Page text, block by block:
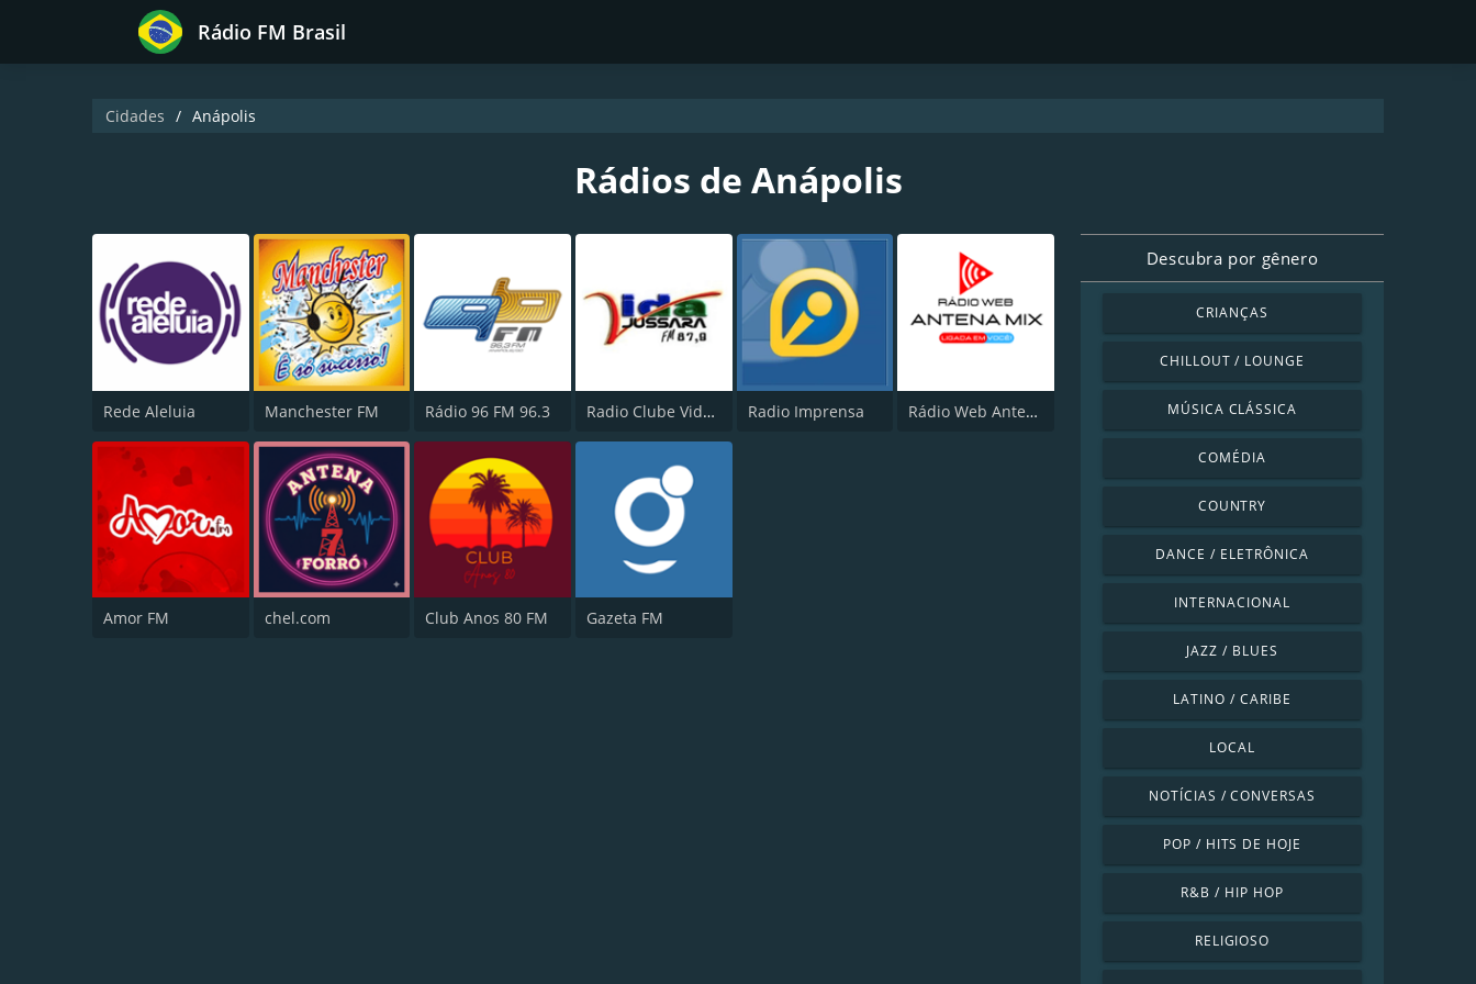
Rádio FM Brasil
Cidades Anápolis
Rádios de Anápolis
Rede Aleluia Manchester FM Rádio 96 FM 96.3 Radio Clube Vida FM Radio Imprensa Rádio Web Antena Mix
Amor FM chel.com Club Anos 80 FM Gazeta FM
Descubra por gênero
CRIANÇAS
CHILLOUT / LOUNGE
MÚSICA CLÁSSICA
COMÉDIA
COUNTRY
DANCE / ELETRÔNICA
INTERNACIONAL
JAZZ / BLUES
LATINO / CARIBE
LOCAL
NOTÍCIAS / CONVERSAS
POP / HITS DE HOJE
R&B / HIP HOP
RELIGIOSO